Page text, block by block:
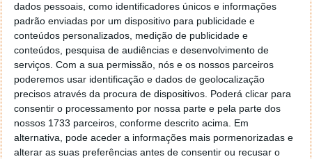
dados pessoais, como identificadores únicos e informações
padrão enviadas por um dispositivo para publicidade e
conteúdos personalizados, medição de publicidade e
conteúdos, pesquisa de audiências e desenvolvimento de
serviços. Com a sua permissão, nós e os nossos parceiros
poderemos usar identificação e dados de geolocalização
precisos através da procura de dispositivos. Poderá clicar para
consentir o processamento por nossa parte e pela parte dos
nossos 1733 parceiros, conforme descrito acima. Em
alternativa, pode aceder a informações mais pormenorizadas e
alterar as suas preferências antes de consentir ou recusar o